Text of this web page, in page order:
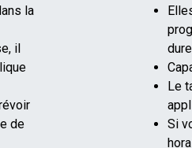
la
il
de
Le
Si